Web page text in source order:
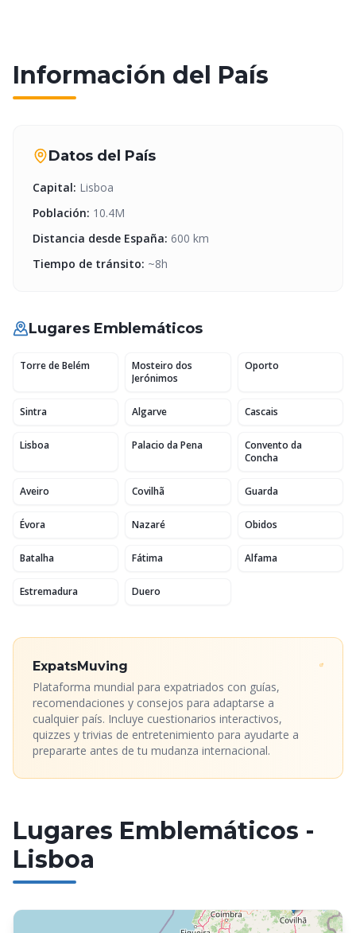
Información del País
Datos del País
Capital: Lisboa
Población: 10.4M
Distancia desde España: 600 km
Tiempo de tránsito: ~8h
Lugares Emblemáticos
Torre de Belém
Mosteiro dos
Jerónimos
Oporto
Sintra Algarve Cascais
Lisboa Palacio da Pena
Convento da
Concha
Aveiro Covilhã Guarda
Évora Nazaré Obidos
Batalha Fátima Alfama
Estremadura Duero
ExpatsMuving
Plataforma mundial para expatriados con guías,
recomendaciones y consejos para adaptarse a
cualquier país. Incluye cuestionarios interactivos,
quizzes y trivias de entretenimiento para ayudarte a
prepararte antes de tu mudanza internacional.
Lugares Emblemáticos -
Lisboa